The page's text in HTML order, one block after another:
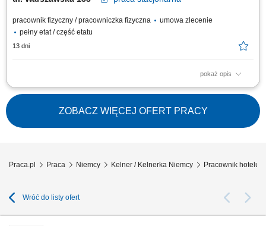
pracownik fizyczny / pracowniczka fizyczna
umowa zlecenie
pełny etat / część etatu
13 dni
pokaż opis
Opis stanowiska: Obsługa Gości restauracji zgodnie z ustalonymi
standardami i zasadami kultury serwisu. Przyjmowanie zamówień,
udzielanie informacji o menu i polecanie dodatkowych dań lub napojów.
Współpraca z kuchnią i barem w celu sprawnej realizacji zamówień.
Utrzymywanie czystości i...
ZOBACZ WIĘCEJ OFERT PRACY
Praca.pl Praca Niemcy Kelner / Kelnerka Niemcy Pracownik hotelu
Wróć do listy ofert